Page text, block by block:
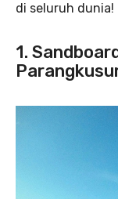
di seluruh dunia!
1.